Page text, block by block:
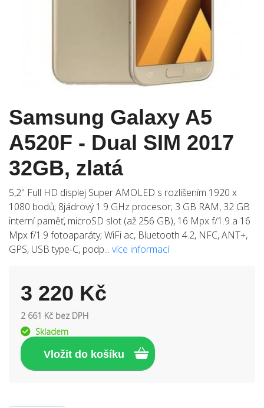
Samsung Galaxy A5
A520F - Dual SIM 2017
32GB, zlatá
5,2" Full HD displej Super AMOLED s rozlišením 1920 x
1080 bodů; 8jádrový 1.9 GHz procesor; 3 GB RAM, 32 GB
interní paměť, microSD slot (až 256 GB), 16 Mpx f/1.9 a 16
Mpx f/1.9 fotoaparáty; WiFi ac, Bluetooth 4.2, NFC, ANT+,
GPS, USB type-C, podp... více informací
3 220 Kč
2 661 Kč bez DPH
Skladem